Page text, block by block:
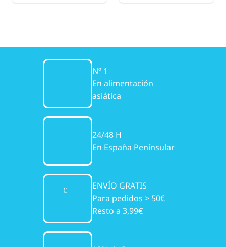
Nº 1
En alimentación
asiática
24/48 H
En España Penínsular
ENVÍO GRATIS
Para pedidos > 50€
Resto a 3,99€